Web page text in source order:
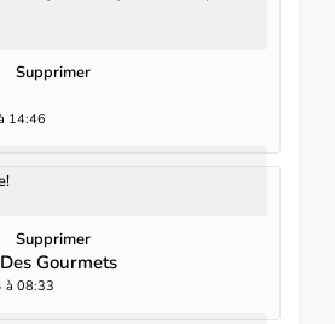
Supprimer
14:46
Supprimer
Gourmets
à 08:33